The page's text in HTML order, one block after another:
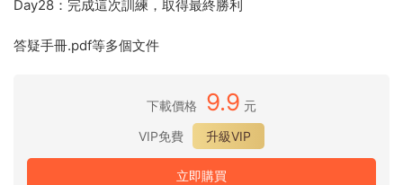
Day28：完成這次訓練，取得最終勝利
答疑手冊.pdf等多個文件
下載價格 9.9 元
VIP免費
升級VIP
立即購買